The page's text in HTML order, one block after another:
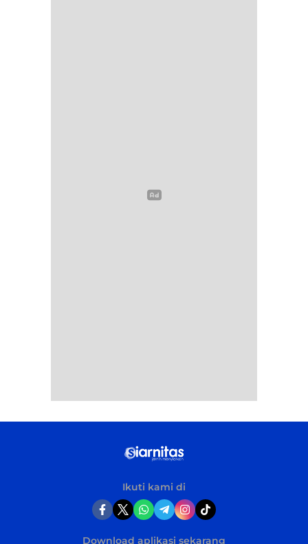
Ikuti kami di
Download aplikasi sekarang